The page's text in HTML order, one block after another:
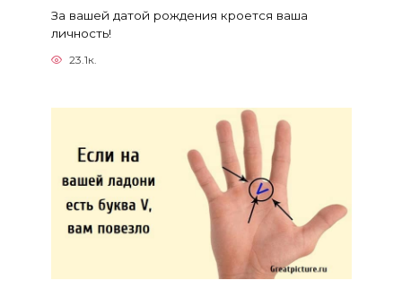
За вашей датой рождения кроется ваша
личность!
23.1к.